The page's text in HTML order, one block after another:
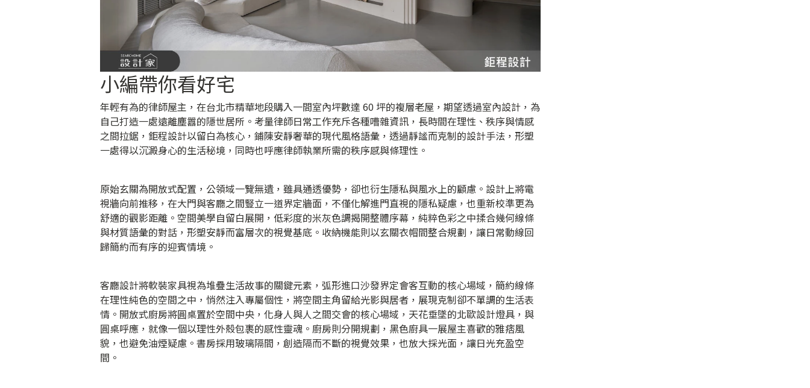
小編帶你看好宅
年輕有為的律師屋主，在台北市精華地段購入一間室內坪數達 60 坪的複層老屋，期望透過室內設計，為
自己打造一處遠離塵囂的隱世居所。考量律師日常工作充斥各種嘈雜資訊，長時間在理性、秩序與情感
之間拉鋸，鉅程設計以留白為核心，鋪陳安靜奢華的現代風格語彙，透過靜謐而克制的設計手法，形塑
一處得以沉澱身心的生活秘境，同時也呼應律師執業所需的秩序感與條理性。
原始玄關為開放式配置，公領域一覽無遺，雖具通透優勢，卻也衍生隱私與風水上的顧慮。設計上將電
視牆向前推移，在大門與客廳之間豎立一道界定牆面，不僅化解進門直視的隱私疑慮，也重新校準更為
舒適的觀影距離。空間美學自留白展開，低彩度的米灰色調揭開整體序幕，純粹色彩之中揉合幾何線條
與材質語彙的對話，形塑安靜而富層次的視覺基底。收納機能則以玄關衣帽間整合規劃，讓日常動線回
歸簡約而有序的迎賓情境。
客廳設計將軟裝家具視為堆疊生活故事的關鍵元素，弧形進口沙發界定會客互動的核心場域，簡約線條
在理性純色的空間之中，悄然注入專屬個性，將空間主角留給光影與居者，展現克制卻不單調的生活表
情。開放式廚房將圓桌置於空間中央，化身人與人之間交會的核心場域，天花垂墜的北歐設計燈具，與
圓桌呼應，就像一個以理性外殼包裹的感性靈魂。廚房則分開規劃，黑色廚具一展屋主喜歡的雅痞風
貌，也避免油煙疑慮。書房採用玻璃隔間，創造隔而不斷的視覺效果，也放大採光面，讓日光充盈空
間。